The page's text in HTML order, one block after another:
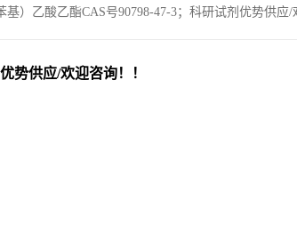
基）乙酸乙酯CAS号90798-47-3；科研试剂优势供应/
势供应/欢迎咨询！！